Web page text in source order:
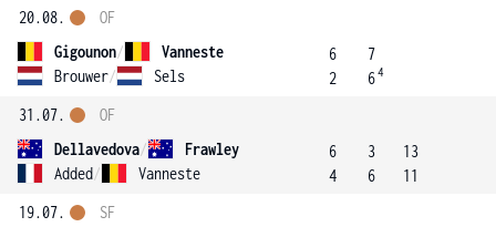
20.08.
Gigounon/
Vanneste
Brouwer/ Sels
OF
6
2
7
64
31.07.
Dellavedova/
Frawley
Added/ Vanneste
OF
6
4
3
6
13
11
19.07.
SF